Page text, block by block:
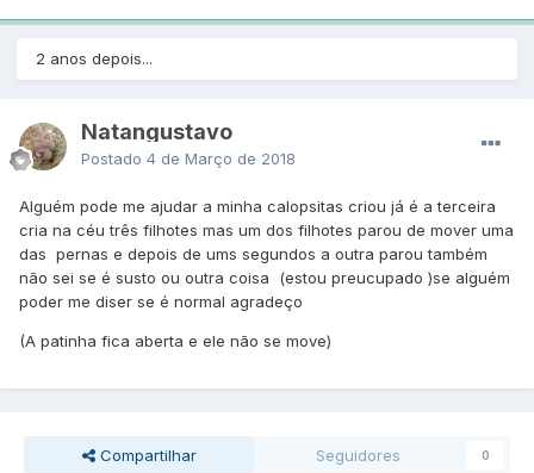
2 anos depois...
Natangustavo
Postado 4 de Março de 2018
Alguém pode me ajudar a minha calopsitas criou já é a terceira
cria na céu três filhotes mas um dos filhotes parou de mover uma
das pernas e depois de ums segundos a outra parou também
não sei se é susto ou outra coisa (estou preucupado )se alguém
poder me diser se é normal agradeço
(A patinha fica aberta e ele não se move)
Compartilhar Seguidores 0